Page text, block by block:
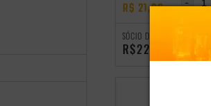
R$ 21,99 -
SÓCIO DO CLUBE
R$22,49